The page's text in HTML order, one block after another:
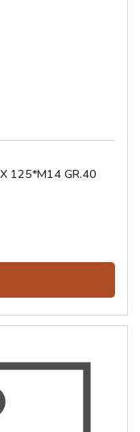
125*M14 GR.40